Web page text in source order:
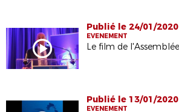
Publié le 24/01/2020
EVENEMENT
Publié le 13/01/2020
EVENEMENT